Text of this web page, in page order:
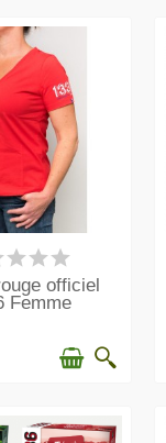
STOCK
officiel
Femme